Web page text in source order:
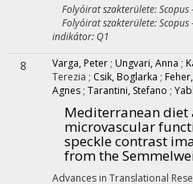
Folyóirat szakterülete: Scopus
Folyóirat szakterülete:
indikátor: Q1
8 Varga, Peter ; Ungvari, Anna ;
Terezia ; Csik, Boglarka ;
Agnes ; Tarantini, Stefano ;
Mediterranean diet
microvascular
speckle contrast
from the
Advances in Translational